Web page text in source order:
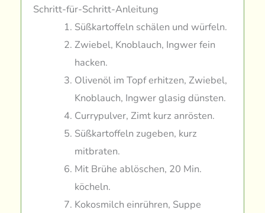
Schritt-für-Schritt-Anleitung
Süßkartoffeln schälen und würfeln.
Zwiebel, Knoblauch, Ingwer fein
hacken.
Olivenöl im Topf erhitzen, Zwiebel,
Knoblauch, Ingwer glasig dünsten.
Currypulver, Zimt kurz anrösten.
Süßkartoffeln zugeben, kurz
mitbraten.
Mit Brühe ablöschen, 20 Min.
köcheln.
Kokosmilch einrühren, Suppe